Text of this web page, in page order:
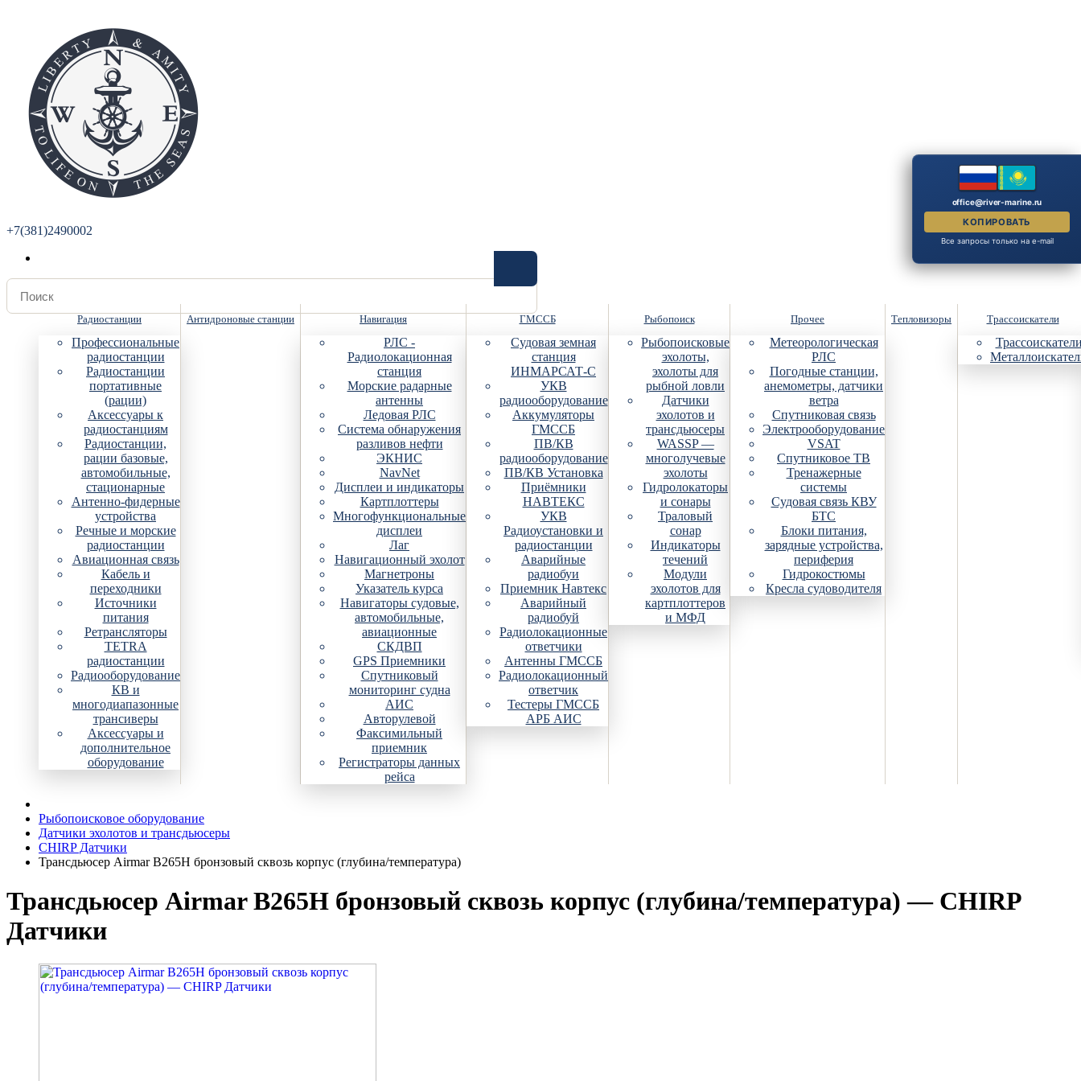
+7(381)2490002
Радиостанции
Профессиональные
радиостанции
Радиостанции
портативные
(рации)
Аксессуары к
радиостанциям
Радиостанции,
рации базовые,
автомобильные,
стационарные
Антенно-фидерные
устройства
Речные и морские
радиостанции
Авиационная связь
Кабель и
переходники
Источники
питания
Ретрансляторы
TETRA
радиостанции
Радиооборудование
КВ и
многодиапазонные
трансиверы
Аксессуары и
дополнительное
оборудование
Антидроновые станции Навигация
РЛС -
Радиолокационная
станция
Морские радарные
антенны
Ледовая РЛС
Система обнаружения
разливов нефти
ЭКНИС
NavNet
Дисплеи и индикаторы
Картплоттеры
Многофункциональные
дисплеи
Лаг
Навигационный эхолот
Магнетроны
Указатель курса
Навигаторы судовые,
автомобильные,
авиационные
СКДВП
GPS Приемники
Спутниковый
мониторинг судна
АИС
Авторулевой
Факсимильный
приемник
Регистраторы данных
рейса
ГМССБ
Судовая земная
станция
ИНМАРСАТ-С
УКВ
радиооборудование
Аккумуляторы
ГМССБ
ПВ/КВ
радиооборудование
ПВ/КВ Установка
Приёмники
НАВТЕКС
УКВ
Радиоустановки и
радиостанции
Аварийные
радиобуи
Приемник Навтекс
Аварийный
радиобуй
Радиолокационные
ответчики
Антенны ГМССБ
Радиолокационный
ответчик
Тестеры ГМССБ
АРБ АИС
Рыбопоиск
Рыбопоисковые
эхолоты,
эхолоты для
рыбной ловли
Датчики
эхолотов и
трансдьюсеры
WASSP —
многолучевые
эхолоты
Гидролокаторы
и сонары
Траловый
сонар
Индикаторы
течений
Модули
эхолотов для
картплоттеров
и МФД
Прочее
Метеорологическая
РЛС
Погодные станции,
анемометры, датчики
ветра
Спутниковая связь
Электрооборудование
VSAT
Спутниковое ТВ
Тренажерные
системы
Судовая связь КВУ
БТС
Блоки питания,
зарядные устройства,
периферия
Гидрокостюмы
Кресла судоводителя
Тепловизоры Трассоискатели
Рыбопоисковое оборудование
Датчики эхолотов и трансдьюсеры
CHIRP Датчики
Трансдьюсер Airmar B265H бронзовый сквозь корпус (глубина/температура)
Трансдьюсер Airmar B265H бронзовый сквозь корпус (глубина/температура) — CHIRP
Датчики
office@river-marine.ru
КОПИРОВАТЬ
Все запросы только на e-mail